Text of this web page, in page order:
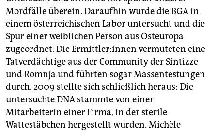
Mordfälle überein. Daraufhin wurde die BGA in
einem österreichischen Labor untersucht und die
Spur einer weiblichen Person aus Osteuropa
zugeordnet. Die Er­mitt­le­r:in­nen vermuteten eine
Tatverdächtige aus der Community der Sintizze
und Romnja und führten sogar Massentestungen
durch. 2009 stellte sich schließlich heraus: Die
untersuchte DNA stammte von einer
Mitarbeiterin einer Firma, in der sterile
Wattestäbchen hergestellt wurden. Michèle